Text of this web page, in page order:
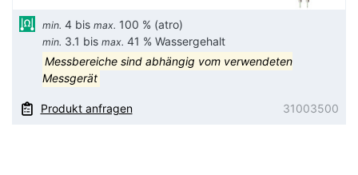
min. 4 bis max. 100 % (atro)
min. 3.1 bis max. 41 % Wassergehalt
Messbereiche sind abhängig vom verwendeten
Messgerät
Produkt anfragen 31003500